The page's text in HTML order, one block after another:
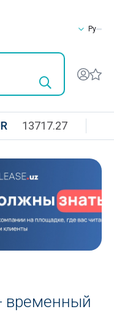
Ру
13717.27
временный